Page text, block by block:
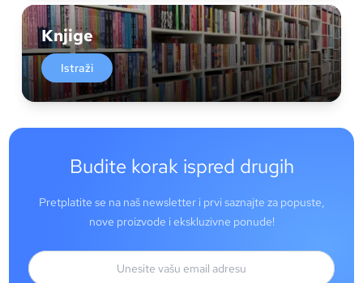
Knjige
Istraži
Budite korak ispred drugih
Pretplatite se na naš newsletter i prvi saznajte za popuste,
nove proizvode i ekskluzivne ponude!